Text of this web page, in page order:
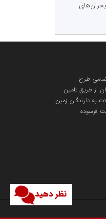
نظر دهید
طرح
از طریق تامین
دارندگان زمین
فرسوده